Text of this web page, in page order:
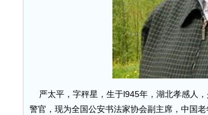
严太平，字秤星，生于l945年，湖北孝感人
警官，现为全国公安书法家协会副主席，中国